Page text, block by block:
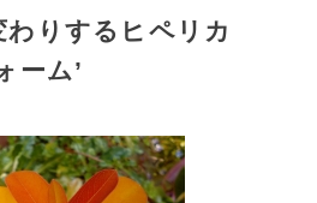
りするヒペリカ
ーム’